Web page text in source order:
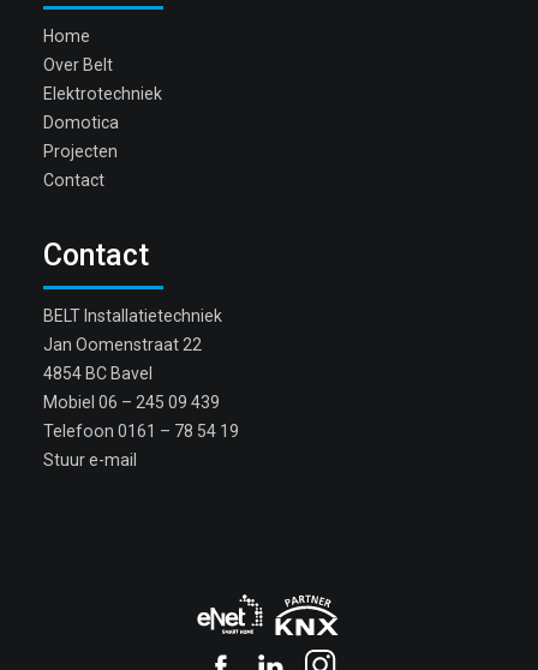
Home
Over Belt
Elektrotechniek
Domotica
Projecten
Contact
Contact
BELT Installatietechniek
Jan Oomenstraat 22
4854 BC Bavel
Mobiel 06 – 245 09 439
Telefoon 0161 – 78 54 19
Stuur e-mail